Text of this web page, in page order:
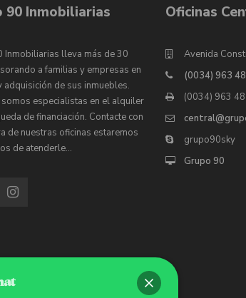
90 Inmobiliarias
Inmobiliarias lleva más de 30
a familias y empresas en
adquisición de sus inmuebles.
especialistas en el alquiler
de financiación. Contacte con
de nuestras oficinas estaremos
de atenderle…
Oficinas
Avenida
(0034) 963
(0034) 963
grupo90sky
Grupo 90